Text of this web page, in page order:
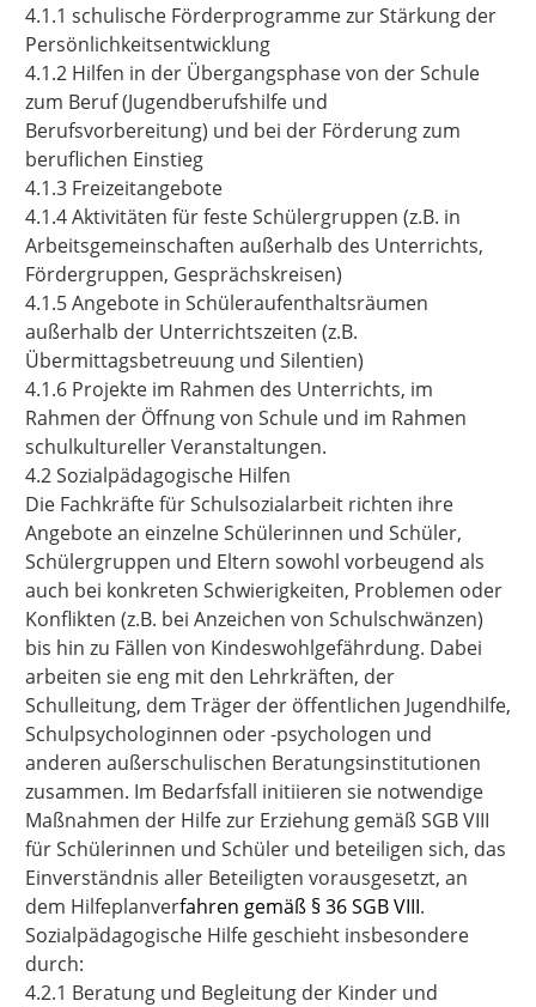
4.1.1 schulische Förderprogramme zur Stärkung der
Persönlichkeitsentwicklung
4.1.2 Hilfen in der Übergangsphase von der Schule
zum Beruf (Jugendberufshilfe und
Berufsvorbereitung) und bei der Förderung zum
beruflichen Einstieg
4.1.3 Freizeitangebote
4.1.4 Aktivitäten für feste Schülergruppen (z.B. in
Arbeitsgemeinschaften außerhalb des Unterrichts,
Fördergruppen, Gesprächskreisen)
4.1.5 Angebote in Schüleraufenthaltsräumen
außerhalb der Unterrichtszeiten (z.B.
Übermittagsbetreuung und Silentien)
4.1.6 Projekte im Rahmen des Unterrichts, im
Rahmen der Öffnung von Schule und im Rahmen
schulkultureller Veranstaltungen.
4.2 Sozialpädagogische Hilfen
Die Fachkräfte für Schulsozialarbeit richten ihre
Angebote an einzelne Schülerinnen und Schüler,
Schülergruppen und Eltern sowohl vorbeugend als
auch bei konkreten Schwierigkeiten, Problemen oder
Konflikten (z.B. bei Anzeichen von Schulschwänzen)
bis hin zu Fällen von Kindeswohlgefährdung. Dabei
arbeiten sie eng mit den Lehrkräften, der
Schulleitung, dem Träger der öffentlichen Jugendhilfe,
Schulpsychologinnen oder -psychologen und
anderen außerschulischen Beratungsinstitutionen
zusammen. Im Bedarfsfall initiieren sie notwendige
Maßnahmen der Hilfe zur Erziehung gemäß SGB VIII
für Schülerinnen und Schüler und beteiligen sich, das
Einverständnis aller Beteiligten vorausgesetzt, an
dem Hilfeplanverfahren gemäß § 36 SGB VIII.
Sozialpädagogische Hilfe geschieht insbesondere
durch:
4.2.1 Beratung und Begleitung der Kinder und